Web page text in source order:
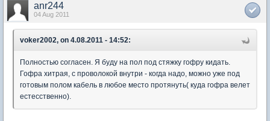
anr244
04 Aug 2011
voker2002, on 4.08.2011 - 14:52:
Полностью согласен. Я буду на пол под стяжку гофру кидать.
Гофра хитрая, с проволокой внутри - когда надо, можно уже под
готовым полом кабель в любое место протянуть( куда гофра велет
естесственно).